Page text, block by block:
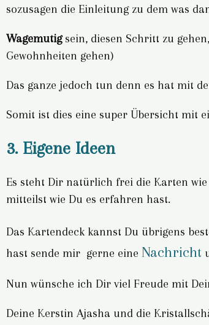
sozusagen die Einleitung zu dem was
Wagemutigsein, diesen Schritt zu
Gewohnheiten gehen)
Das ganze jedoch tun denn es hat mit
Somit ist dies eine super Übersicht mit
3. Eigene Ideen
Es steht Dir natürlich frei die Karten
mitteilst wie Du es erfahren hast.
Das Kartendeck kannst Du übrigens
hast sende mir gerne eine Nachricht
Nun wünsche ich Dir viel Freude mit
Deine Kerstin Ajasha und die